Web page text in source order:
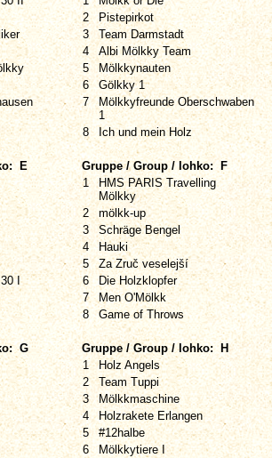
2
Pistepirkot
3
Team Darmstadt
4
Albi Mölkky Team
5
Mölkkynauten
6
Gölkky 1
7
Mölkkyfreunde Oberschwaben
1
8 Ich und mein Holz
E
Gruppe / Group / lohko: F
1
HMS PARIS Travelling
Mölkky
2
mölkk-up
3
Schräge Bengel
4
Hauki
5
Za Zruč veselejší
I 6
Die Holzklopfer
7
Men O'Mölkk
8 Game of Throws
G
Gruppe / Group / lohko: H
1
Holz Angels
2
Team Tuppi
3
Mölkkmaschine
4
Holzrakete Erlangen
5
#12halbe
6
Mölkkytiere I